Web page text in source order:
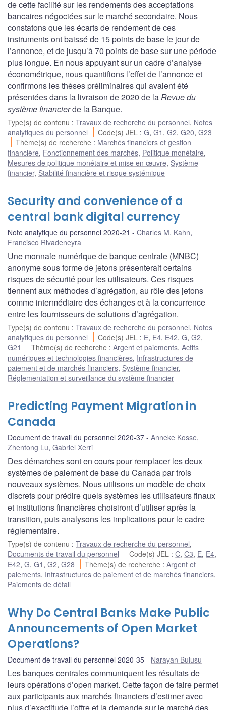
de cette facilité sur les rendements des acceptations
bancaires négociées sur le marché secondaire. Nous
constatons que les écarts de rendement de ces
instruments ont baissé de 15 points de base le jour de
l’annonce, et de jusqu’à 70 points de base sur une période
plus longue. En nous appuyant sur un cadre d’analyse
économétrique, nous quantifions l’effet de l’annonce et
confirmons les thèses préliminaires qui avaient été
présentées dans la livraison de 2020 de laRevue du
système financierde la Banque.
Type(s) de contenu : Travaux de recherche du personnel, Notes
analytiques du personnel
Code(s) JEL :G,G1 ,G2,G20,G23
Thème(s) de recherche : Marchés financiers et gestion
financière, Fonctionnement des marchés, Politique monétaire,
Mesures de politique monétaire et mise en œuvre, Système
financier, Stabilité financière et risque systémique
Security and convenience of a
central bank digital currency
Note analytique du personnel 2020-21 Charles M. Kahn,
Francisco Rivadeneyra
Une monnaie numérique de banque centrale (MNBC)
anonyme sous forme de jetons présenterait certains
risques de sécurité pour les utilisateurs. Ces risques
tiennent aux méthodes d’agrégation, au rôle des jetons
comme intermédiaire des échanges et à la concurrence
entre les fournisseurs de solutions d’agrégation.
Type(s) de contenu : Travaux de recherche du personnel, Notes
analytiques du personnel
Code(s) JEL : E, E4, E42,G,G2,
G21
Thème(s) de recherche :Argent et paiements,Actifs
numériques et technologies financières, Infrastructures de
paiement et de marchés financiers, Système financier,
Réglementation et surveillance du système financier
Predicting Payment Migration in
Canada
Document de travail du personnel 2020-37 Anneke Kosse,
Zhentong Lu, Gabriel Xerri
Des démarches sont en cours pour remplacer les deux
systèmes de paiement de base du Canada par trois
nouveaux systèmes. Nous utilisons un modèle de choix
discrets pour prédire quels systèmes les utilisateurs finaux
et institutions financières choisiront d’utiliser après la
transition, puis analysons les implications pour le cadre
réglementaire.
Type(s) de contenu : Travaux de recherche du personnel,
Documents de travail du personnel
Code(s) JEL :C,C3, E, E4,
E42, G, G1 , G2, G28 Thème(s) de recherche :Argent et
paiements, Infrastructures de paiement et de marchés financiers,
Paiements de détail
Why Do Central Banks Make Public
Announcements of Open Market
Operations?
Document de travail du personnel 2020-35 Narayan Bulusu
Les banques centrales communiquent les résultats de
leurs opérations d’open market. Cette façon de faire permet
aux participants aux marchés financiers d’estimer avec
plus d’exactitude l’offre et la demande sur le marché des